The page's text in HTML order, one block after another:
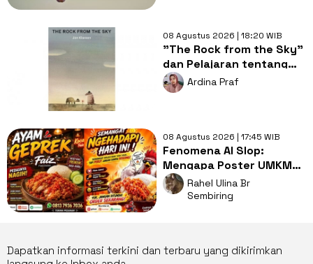
08 Agustus 2026 | 18:20 WIB
"The Rock from the Sky"
dan Pelajaran tentang
Berani Menghadapi
Perubahan
Ardina Praf
08 Agustus 2026 | 17:45 WIB
Fenomena AI Slop:
Mengapa Poster UMKM
Makin Seragam dan Bikin
Kita Bosan?
Rahel Ulina Br
Sembiring
Dapatkan informasi terkini dan terbaru yang dikirimkan